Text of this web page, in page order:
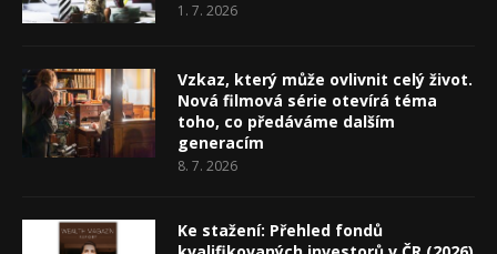
1. 7. 2026
Vzkaz, který může ovlivnit celý život.
Nová filmová série otevírá téma
toho, co předáváme dalším
generacím
8. 7. 2026
Ke stažení: Přehled fondů